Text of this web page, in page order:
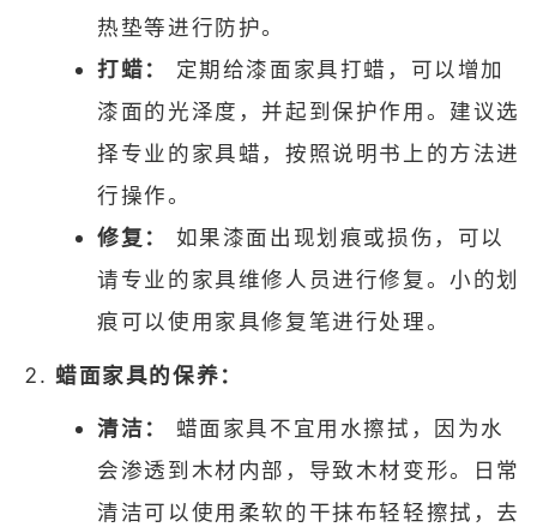
热垫等进行防护。
打蜡：
定期给漆面家具打蜡，可以增加
漆面的光泽度，并起到保护作用。建议选
择专业的家具蜡，按照说明书上的方法进
行操作。
修复：
如果漆面出现划痕或损伤，可以
请专业的家具维修人员进行修复。小的划
痕可以使用家具修复笔进行处理。
蜡面家具的保养：
清洁：
蜡面家具不宜用水擦拭，因为水
会渗透到木材内部，导致木材变形。日常
清洁可以使用柔软的干抹布轻轻擦拭，去